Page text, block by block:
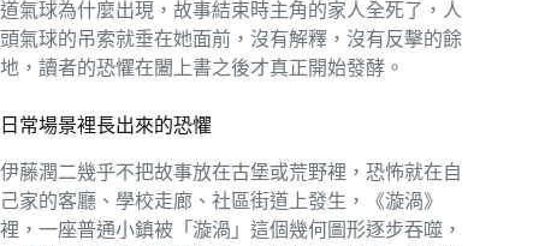
道氣球為什麼出現，故事結束時主角的家人全死了，人
頭氣球的吊索就垂在她面前，沒有解釋，沒有反擊的餘
地，讀者的恐懼在闔上書之後才真正開始發酵。
日常場景裡長出來的恐懼
伊藤潤二幾乎不把故事放在古堡或荒野裡，恐怖就在自
己家的客廳、學校走廊、社區街道上發生，《漩渦》
裡，一座普通小鎮被「漩渦」這個幾何圖形逐步吞噬，